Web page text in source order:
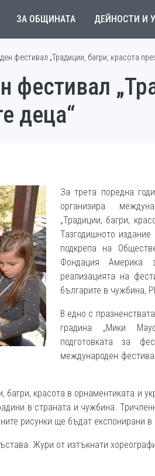
ЗА ОБЩИНАТА ДЕЙНОСТИ И
фестивал „Традиции, багри, красота
фестивал
деца“
За трета поредна
организира
„Традиции, багри,
Тазгодишното
подкрепа на
Фондация
реализацията на
българите в чужбина,
В едно с
градина „Мики
подготовката за
международен
красота в орнаментиката и
в страната и чужбина.
рисунки ще бъдат експонирани
Жури от изтъкнати